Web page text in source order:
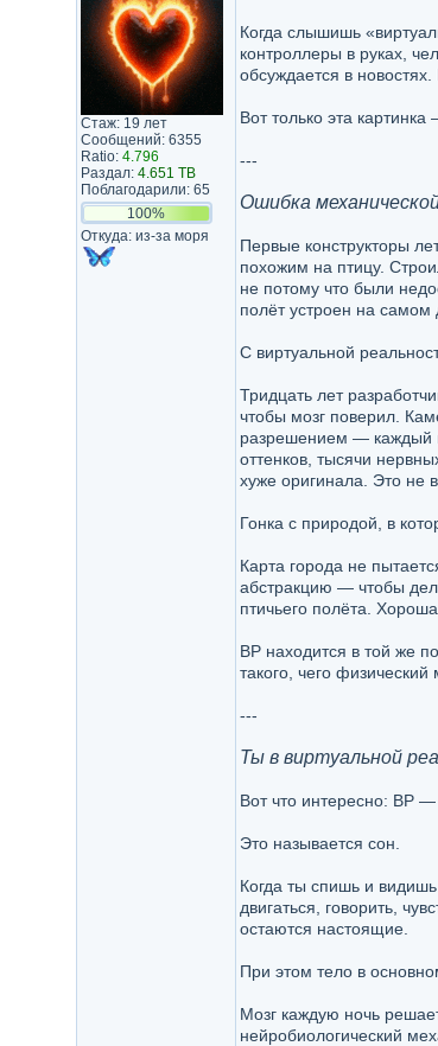
Стаж: 19 лет
Сообщений: 6355
Ratio: 4.796
Раздал: 4.651 TB
Поблагодарили: 65
100%
Откуда: из-за моря
Когда слышишь
контроллеры в руках,
обсуждается в
Вот только эта картинка
---
Ошибка
Первые конструкторы
похожим на птицу.
не потому что были
полёт устроен на
С виртуальной
Тридцать лет
чтобы мозг поверил.
разрешением — каждый
оттенков, тысячи
хуже оригинала. Это не
Гонка с природой, в
Карта города не
абстракцию — чтобы
птичьего полёта.
ВР находится в той же
такого, чего
---
Ты в виртуальной
Вот что интересно: ВР —
Это называется сон.
Когда ты спишь и
двигаться, говорить,
остаются настоящие.
При этом тело в
Мозг каждую ночь
нейробиологический